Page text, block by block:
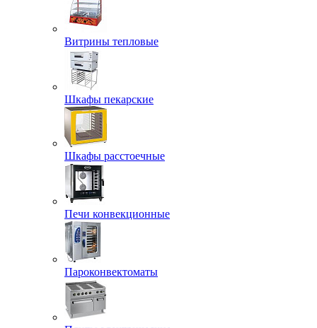
Витрины тепловые
Шкафы пекарские
Шкафы расстоечные
Печи конвекционные
Пароконвектоматы